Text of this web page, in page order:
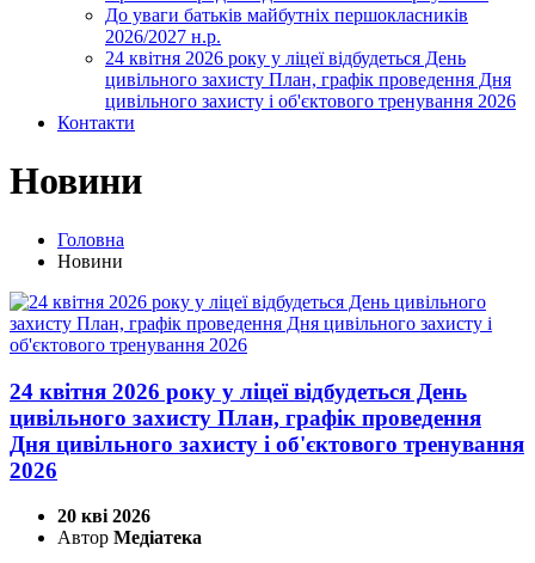
До уваги батьків майбутніх першокласників
2026/2027 н.р.
24 квітня 2026 року у ліцеї відбудеться День
цивільного захисту План, графік проведення Дня
цивільного захисту і об'єктового тренування 2026
Контакти
Новини
Головна
Новини
24 квітня 2026 року у ліцеї відбудеться День
цивільного захисту План, графік проведення
Дня цивільного захисту і об'єктового тренування
2026
20 кві 2026
Автор Медіатека